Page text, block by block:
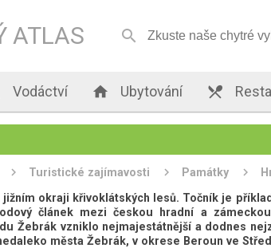
ATLAS 
Vodáctví  Ubytování 
Turistické zajímavosti Památky
jižním okraji křivoklátských lesů. Točník je
článek mezi českou hradní a
Žebrák vzniklo nejmajestátnější a dodnes
města Žebrák, v okrese Beroun ve